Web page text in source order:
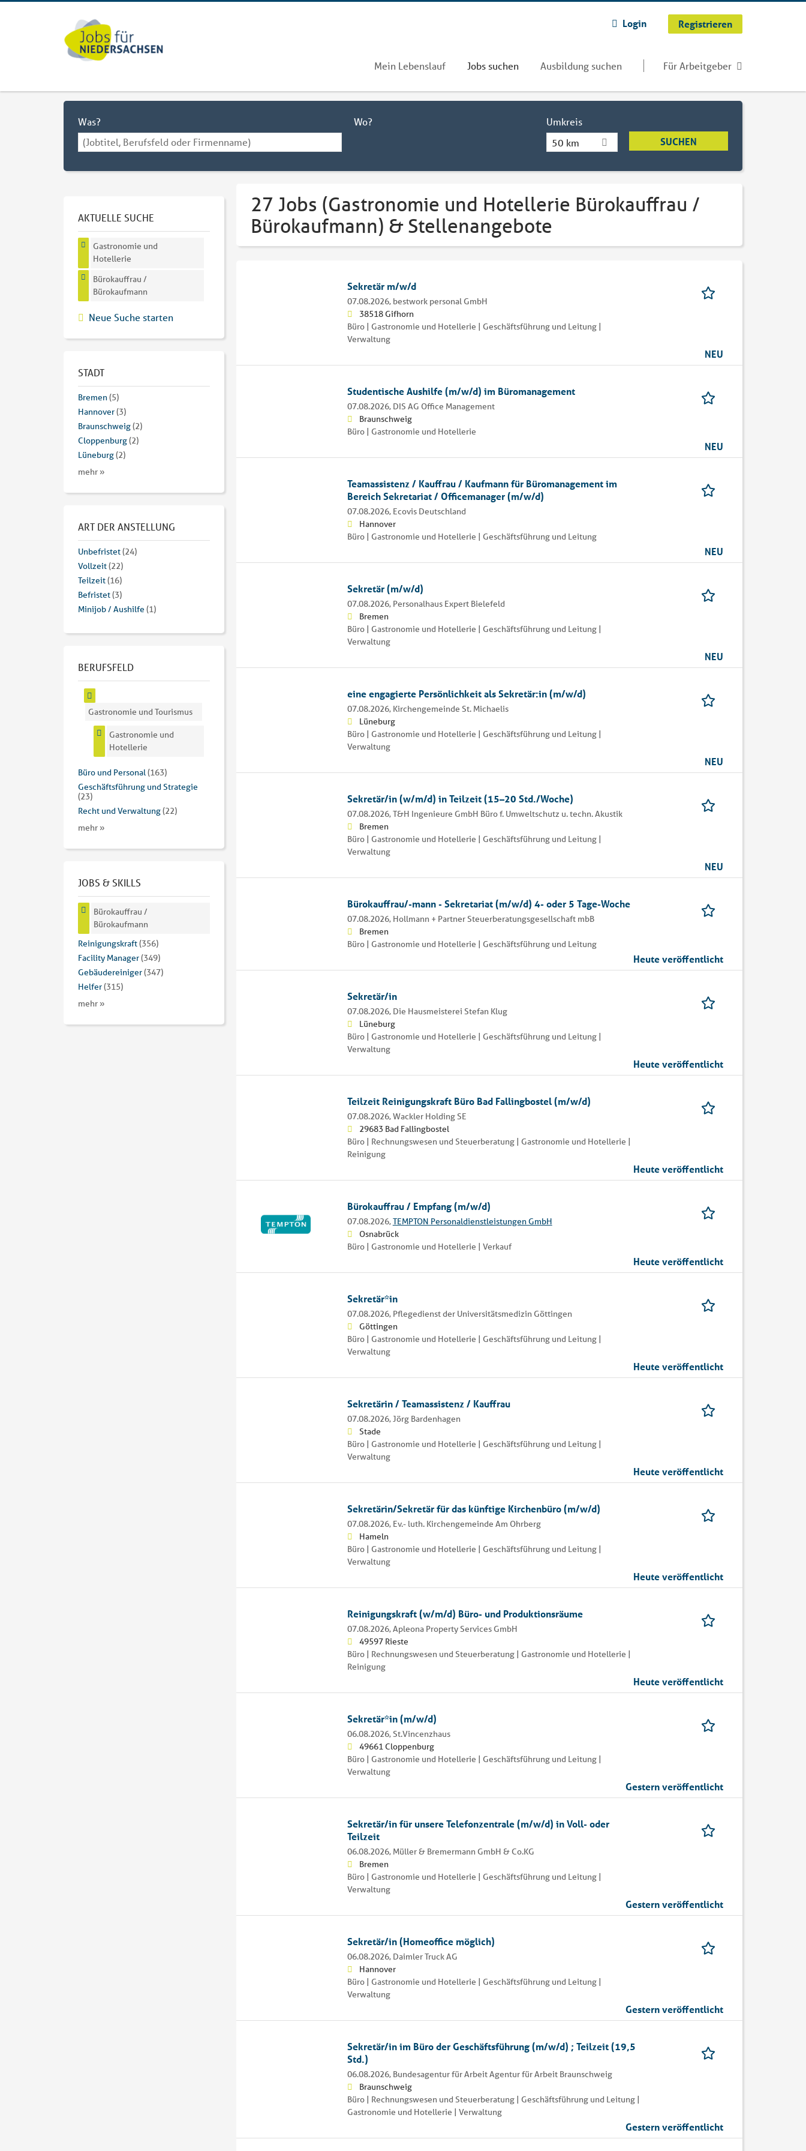
Login Registrieren
Mein Lebenslauf Jobs suchen Ausbildung suchen Für Arbeitgeber
Was? Wo?
Umkreis
50 km
27 Jobs (Gastronomie und Hotellerie Bürokauffrau /
Bürokaufmann) & Stellenangebote
Sekretär m/w/d
07.08.2026, bestwork personal GmbH
38518 Gifhorn
Büro | Gastronomie und Hotellerie | Geschäftsführung und Leitung |
Verwaltung
NEU
Studentische Aushilfe (m/w/d) im Büromanagement
07.08.2026, DIS AG Office Management
Braunschweig
Büro | Gastronomie und Hotellerie
NEU
Teamassistenz / Kauffrau / Kaufmann für Büromanagement im
Bereich Sekretariat / Officemanager (m/w/d)
07.08.2026, Ecovis Deutschland
Hannover
Büro | Gastronomie und Hotellerie | Geschäftsführung und Leitung
NEU
Sekretär (m/w/d)
07.08.2026, Personalhaus Expert Bielefeld
Bremen
Büro | Gastronomie und Hotellerie | Geschäftsführung und Leitung |
Verwaltung
NEU
eine engagierte Persönlichkeit als Sekretär:in (m/w/d)
07.08.2026, Kirchengemeinde St. Michaelis
Lüneburg
Büro | Gastronomie und Hotellerie | Geschäftsführung und Leitung |
Verwaltung
NEU
Sekretär/in (w/m/d) in Teilzeit (15–20 Std./Woche)
07.08.2026,T&H Ingenieure GmbH Büro f. Umweltschutz u. techn. Akustik
Bremen
Büro | Gastronomie und Hotellerie | Geschäftsführung und Leitung |
Verwaltung
NEU
Bürokauffrau/-mann - Sekretariat (m/w/d) 4- oder 5 Tage-Woche
07.08.2026, Hollmann + Partner Steuerberatungsgesellschaft mbB
Bremen
Büro | Gastronomie und Hotellerie | Geschäftsführung und Leitung
Heute veröffentlicht
Sekretär/in
07.08.2026, Die Hausmeisterei Stefan Klug
Lüneburg
Büro | Gastronomie und Hotellerie | Geschäftsführung und Leitung |
Verwaltung
Heute veröffentlicht
Teilzeit Reinigungskraft Büro Bad Fallingbostel (m/w/d)
07.08.2026,Wackler Holding SE
29683 Bad Fallingbostel
Büro | Rechnungswesen und Steuerberatung | Gastronomie und Hotellerie |
Reinigung
Heute veröffentlicht
Bürokauffrau / Empfang (m/w/d)
07.08.2026,TEMPTON Personaldienstleistungen GmbH
Osnabrück
Büro | Gastronomie und Hotellerie | Verkauf
Heute veröffentlicht
Sekretär*in
07.08.2026, Pflegedienst der Universitätsmedizin Göttingen
Göttingen
Büro | Gastronomie und Hotellerie | Geschäftsführung und Leitung |
Verwaltung
Heute veröffentlicht
Sekretärin / Teamassistenz / Kauffrau
07.08.2026, Jörg Bardenhagen
Stade
Büro | Gastronomie und Hotellerie | Geschäftsführung und Leitung |
Verwaltung
Heute veröffentlicht
Sekretärin/Sekretär für das künftige Kirchenbüro (m/w/d)
07.08.2026, Ev.- luth. Kirchengemeinde Am Ohrberg
Hameln
Büro | Gastronomie und Hotellerie | Geschäftsführung und Leitung |
Verwaltung
Heute veröffentlicht
Reinigungskraft (w/m/d) Büro- und Produktionsräume
07.08.2026,Apleona Property Services GmbH
49597 Rieste
Büro | Rechnungswesen und Steuerberatung | Gastronomie und Hotellerie |
Reinigung
Heute veröffentlicht
Sekretär*in (m/w/d)
06.08.2026, St.Vincenzhaus
49661 Cloppenburg
Büro | Gastronomie und Hotellerie | Geschäftsführung und Leitung |
Verwaltung
Gestern veröffentlicht
Sekretär/in für unsere Telefonzentrale (m/w/d) in Voll- oder
Teilzeit
06.08.2026, Müller & Bremermann GmbH & Co.KG
Bremen
Büro | Gastronomie und Hotellerie | Geschäftsführung und Leitung |
Verwaltung
Gestern veröffentlicht
Sekretär/in (Homeoffice möglich)
06.08.2026, Daimler Truck AG
Hannover
Büro | Gastronomie und Hotellerie | Geschäftsführung und Leitung |
Verwaltung
Gestern veröffentlicht
Sekretär/in im Büro der Geschäftsführung (m/w/d) ; Teilzeit (19,5
Std.)
06.08.2026, Bundesagentur für Arbeit Agentur für Arbeit Braunschweig
Braunschweig
Büro | Rechnungswesen und Steuerberatung | Geschäftsführung und Leitung |
Gastronomie und Hotellerie | Verwaltung
Gestern veröffentlicht
AKTUELLE SUCHE
Gastronomie und
Hotellerie
Bürokauffrau /
Bürokaufmann
Neue Suche starten
STADT
Bremen(5)
Hannover(3)
Braunschweig(2)
Cloppenburg(2)
Lüneburg(2)
mehr »
ART DER ANSTELLUNG
Unbefristet(24)
Vollzeit(22)
Teilzeit(16)
Befristet(3)
Minijob / Aushilfe (1)
BERUFSFELD
Gastronomie und Tourismus
Gastronomie und
Hotellerie
Büro und Personal(163)
Geschäftsführung und Strategie
(23)
Recht und Verwaltung(22)
mehr »
JOBS & SKILLS
Bürokauffrau /
Bürokaufmann
Reinigungskraft(356)
Facility Manager(349)
Gebäudereiniger(347)
Helfer(315)
mehr »